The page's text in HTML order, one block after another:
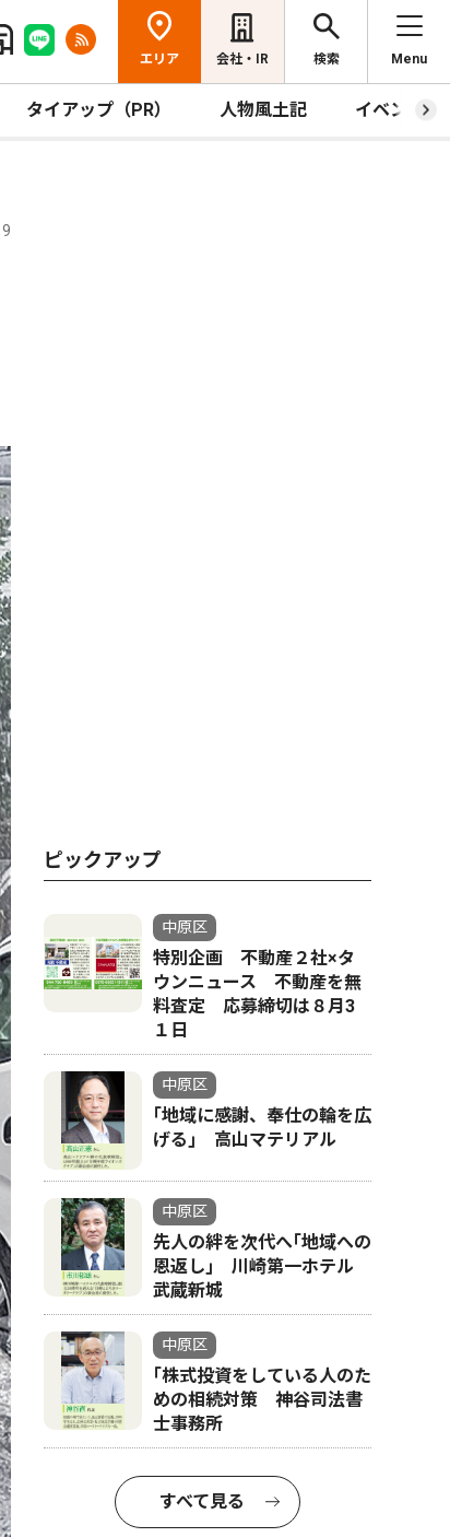
エリア 会社・IR 検索 Menu
タイアップ（PR） 人物風土記 イベント
ピックアップ
中原区
特別企画 不動産２社×タ
ウンニュース 不動産を無
料査定 応募締切は８月3
１日
中原区
｢地域に感謝、奉仕の輪を広
げる｣ 高山マテリアル
中原区
先人の絆を次代へ｢地域への
恩返し｣ 川崎第一ホテル
武蔵新城
中原区
｢株式投資をしている人のた
めの相続対策 神谷司法書
士事務所
すべて見る